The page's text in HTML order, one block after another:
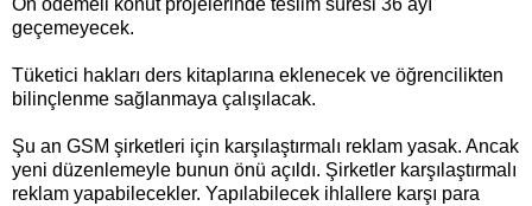
Ön ödemeli konut projelerinde teslim süresi 36 ayı
geçemeyecek.
Tüketici hakları ders kitaplarına eklenecek ve öğrencilikten
bilinçlenme sağlanmaya çalışılacak.
Şu an GSM şirketleri için karşılaştırmalı reklam yasak. Ancak
yeni düzenlemeyle bunun önü açıldı. Şirketler karşılaştırmalı
reklam yapabilecekler. Yapılabilecek ihlallere karşı para